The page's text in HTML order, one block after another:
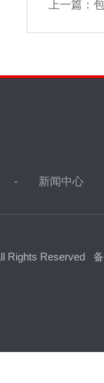
上一篇：
新闻中心
Rights Reserved